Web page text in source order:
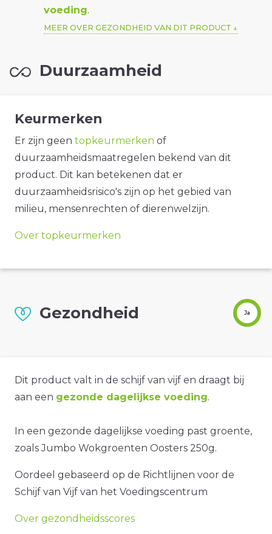
voeding.
MEER OVER GEZONDHEID VAN DIT PRODUCT
Duurzaamheid
Keurmerken
Er zijn geen topkeurmerken of
duurzaamheidsmaatregelen bekend van dit
product. Dit kan betekenen dat er
duurzaamheidsrisico's zijn op het gebied van
milieu, mensenrechten of dierenwelzijn.
Over topkeurmerken
Gezondheid Ja
Dit product valt in de schijf van vijf en draagt bij
aan een gezonde dagelijkse voeding.
In een gezonde dagelijkse voeding past groente,
zoals Jumbo Wokgroenten Oosters 250g.
Oordeel gebaseerd op de Richtlijnen voor de
Schijf van Vijf van het Voedingscentrum
Over gezondheidsscores